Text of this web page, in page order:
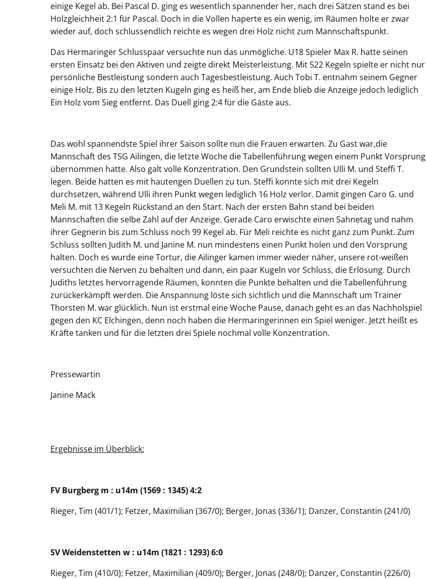
einige Kegel ab. Bei Pascal D. ging es wesentlich spannender her, nach drei Sätzen stand es bei
Holzgleichheit 2:1 für Pascal. Doch in die Vollen haperte es ein wenig, im Räumen holte er zwar
wieder auf, doch schlussendlich reichte es wegen drei Holz nicht zum Mannschaftspunkt.
Das Hermaringer Schlusspaar versuchte nun das unmögliche. U18 Spieler Max R. hatte seinen
ersten Einsatz bei den Aktiven und zeigte direkt Meisterleistung. Mit 522 Kegeln spielte er nicht nur
persönliche Bestleistung sondern auch Tagesbestleistung. Auch Tobi T. entnahm seinem Gegner
einige Holz. Bis zu den letzten Kugeln ging es heiß her, am Ende blieb die Anzeige jedoch lediglich
Ein Holz vom Sieg entfernt. Das Duell ging 2:4 für die Gäste aus.
Das wohl spannendste Spiel ihrer Saison sollte nun die Frauen erwarten. Zu Gast war,die
Mannschaft des TSG Ailingen, die letzte Woche die Tabellenführung wegen einem Punkt Vorsprung
übernommen hatte. Also galt volle Konzentration. Den Grundstein sollten Ulli M. und Steffi T.
legen. Beide hatten es mit hautengen Duellen zu tun. Steffi konnte sich mit drei Kegeln
durchsetzen, während Ulli ihren Punkt wegen lediglich 16 Holz verlor. Damit gingen Caro G. und
Meli M. mit 13 Kegeln Rückstand an den Start. Nach der ersten Bahn stand bei beiden
Mannschaften die selbe Zahl auf der Anzeige. Gerade Caro erwischte einen Sahnetag und nahm
ihrer Gegnerin bis zum Schluss noch 99 Kegel ab. Für Meli reichte es nicht ganz zum Punkt. Zum
Schluss sollten Judith M. und Janine M. nun mindestens einen Punkt holen und den Vorsprung
halten. Doch es wurde eine Tortur, die Ailinger kamen immer wieder näher, unsere rot-weißen
versuchten die Nerven zu behalten und dann, ein paar Kugeln vor Schluss, die Erlösung. Durch
Judiths letztes hervorragende Räumen, konnten die Punkte behalten und die Tabellenführung
zurückerkämpft werden. Die Anspannung löste sich sichtlich und die Mannschaft um Trainer
Thorsten M. war glücklich. Nun ist erstmal eine Woche Pause, danach geht es an das Nachholspiel
gegen den KC Elchingen, denn noch haben die Hermaringerinnen ein Spiel weniger. Jetzt heißt es
Kräfte tanken und für die letzten drei Spiele nochmal volle Konzentration.
Pressewartin
Janine Mack
Ergebnisse im Überblick:
FV Burgberg m : u14m (1569 : 1345) 4:2
Rieger, Tim (401/1); Fetzer, Maximilian (367/0); Berger, Jonas (336/1); Danzer, Constantin (241/0)
SV Weidenstetten w : u14m (1821 : 1293) 6:0
Rieger, Tim (410/0); Fetzer, Maximilian (409/0); Berger, Jonas (248/0); Danzer, Constantin (226/0)